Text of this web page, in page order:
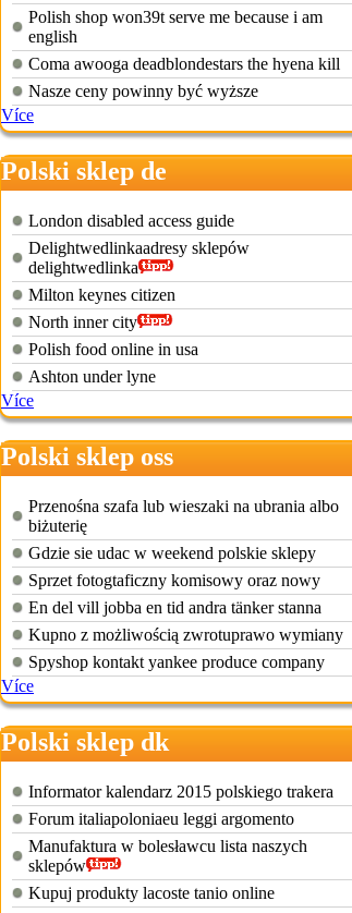
Polish shop won39t serve me because i am
english
Coma awooga deadblondestars the hyena kill
Nasze ceny powinny być wyższe
Více
Polski sklep de
London disabled access guide
Delightwedlinkaadresy sklepów
delightwedlinka
Milton keynes citizen
North inner city
Polish food online in usa
Ashton under lyne
Více
Polski sklep oss
Przenośna szafa lub wieszaki na ubrania albo
biżuterię
Gdzie sie udac w weekend polskie sklepy
Sprzet fotogtaficzny komisowy oraz nowy
En del vill jobba en tid andra tänker stanna
Kupno z możliwością zwrotuprawo wymiany
Spyshop kontakt yankee produce company
Více
Polski sklep dk
Informator kalendarz 2015 polskiego trakera
Forum italiapoloniaeu leggi argomento
Manufaktura w bolesławcu lista naszych
sklepów
Kupuj produkty lacoste tanio online